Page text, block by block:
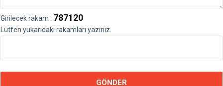
Girilecek rakam : 787120
Lütfen yukarıdaki rakamları yazınız.